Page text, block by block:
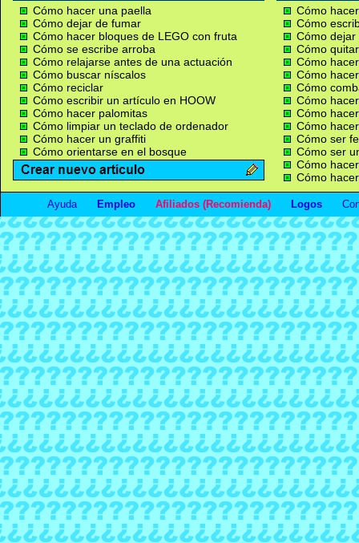
Cómo hacer una paella
Cómo dejar de fumar
Cómo hacer bloques de LEGO con fruta
Cómo se escribe arroba
Cómo relajarse antes de una actuación
Cómo buscar níscalos
Cómo reciclar
Cómo escribir un artículo en HOOW
Cómo hacer palomitas
Cómo limpiar un teclado de ordenador
Cómo hacer un graffiti
Cómo orientarse en el bosque
Cómo
Cómo
Cómo
Cómo
Cómo
Cómo
Cómo
Cómo
Cómo
Cómo
Cómo ser
Cómo ser
Cómo
Cómo
Ayuda Empleo Afiliados (Recomienda) Logos